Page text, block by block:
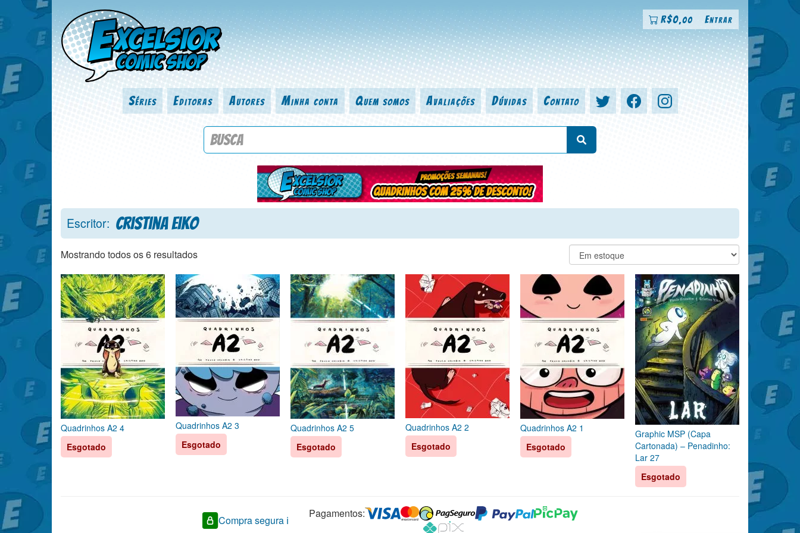
R$0,00 Entrar
Séries Editoras Autores Minha conta Quem somos Avaliações Dúvidas Contato
Procure por título da revista, personagem, série, escritor, desenhista, arte-finalista, colorista
Escritor: Cristina Eiko
Mostrando todos os 6 resultados
Quadrinhos A2 4
Esgotado
Quadrinhos A2 3
Esgotado
Quadrinhos A2 5
Esgotado
Quadrinhos A2 2
Esgotado
Quadrinhos A2 1
Esgotado
Graphic MSP (Capa
Cartonada) – Penadinho:
Lar 27
Esgotado
Compra segura ℹ️
Pagamentos: